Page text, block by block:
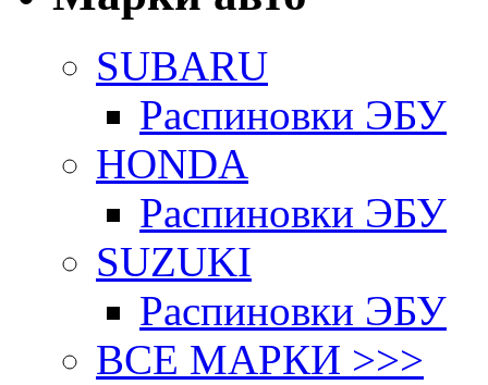
SUBARU
Распиновки ЭБУ
HONDA
Распиновки ЭБУ
SUZUKI
Распиновки ЭБУ
ВСЕ МАРКИ >>>